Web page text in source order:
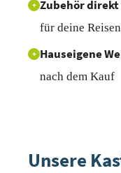
+ Zubehör
für deine
+ Hauseigene
nach dem Kauf
Unsere